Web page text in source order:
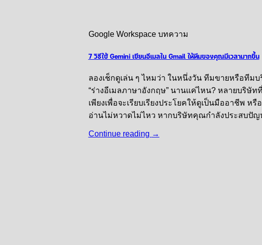
Google Workspace บทความ
7 วิธีใช้ Gemini เขียนอีเมลใน Gmail ให้ทีมของคุณมีเวลามากขึ้น
ลองเช็กดูเล่น ๆ ไหมว่า ในหนึ่งวัน ทีมขายหรือทีม
“ร่างอีเมลภาษาอังกฤษ” นานแค่ไหน? หลายบริษั
เพียงเพื่อจะเรียบเรียงประโยคให้ดูเป็นมืออาชีพ
อ่านไม่หวาดไม่ไหว หากบริษัทคุณกำลังประสบปัญ
Continue reading →